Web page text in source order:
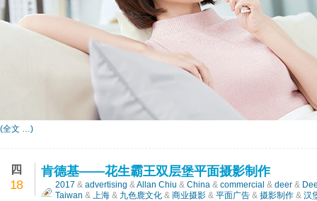
(全文 …)
四
18
肯德基——花生霸王双层堡平面摄影制作
2017 & advertising &Allan Chiu & China & commercial & deer &
Taiwan & 上海 & 九色鹿文化 & 商业摄影 & 平面广告 & 摄影制作 & 汉